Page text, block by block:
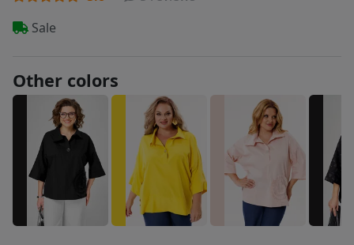
Sale
Other colors